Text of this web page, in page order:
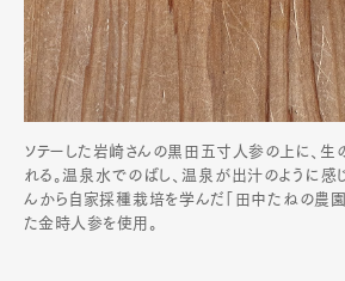
ソテーした岩崎さんの黒田五寸人参の上に、生
れる。温泉水でのばし、温泉が出汁のように感
んから自家採種栽培を学んだ「田中たねの農
た金時人参を使用。